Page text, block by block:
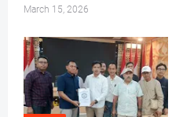
March 15, 2026